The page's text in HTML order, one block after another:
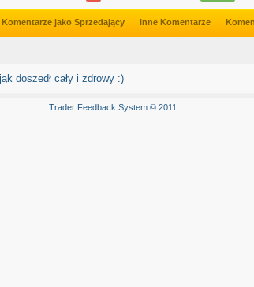
Komentarze jako Sprzedający Inne Komentarze
doszedł cały i zdrowy :)
Trader Feedback System © 2011